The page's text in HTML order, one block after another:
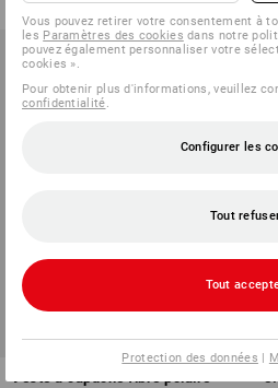
Veste à capuche fibre polaire
Vous pouvez retirer votre consentement à
les Paramètres des cookies dans notre
pouvez également personnaliser votre
cookies ».
Pour obtenir plus d'informations, veuillez
confidentialité.
Configurer les
Tout
Tout
Protection des données |